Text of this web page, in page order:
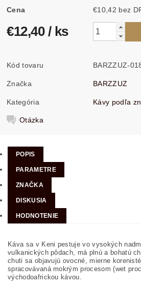
Cena €10,42 bez
€12,40 / ks
Kód tovaru BARZZUZ-
Značka BARZZUZ
Kategória Kávy podľa
Otázka
POPIS
PARAMETRE
ZNAČKA
DISKUSIA
HODNOTENIE
Káva sa v Keni pestuje vo vysokých
vulkanických pôdach, má plnú a bohatú
chuti sa objavujú ovocné, mierne
spracovávaná mokrým procesom (wet
východoafrickou kávou.